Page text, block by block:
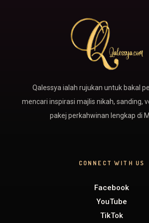
Qalessya ialah rujukan untuk bakal
mencari inspirasi majlis nikah, sanding,
pakej perkahwinan lengkap di
CONNECT WITH US
Facebook
YouTube
TikTok